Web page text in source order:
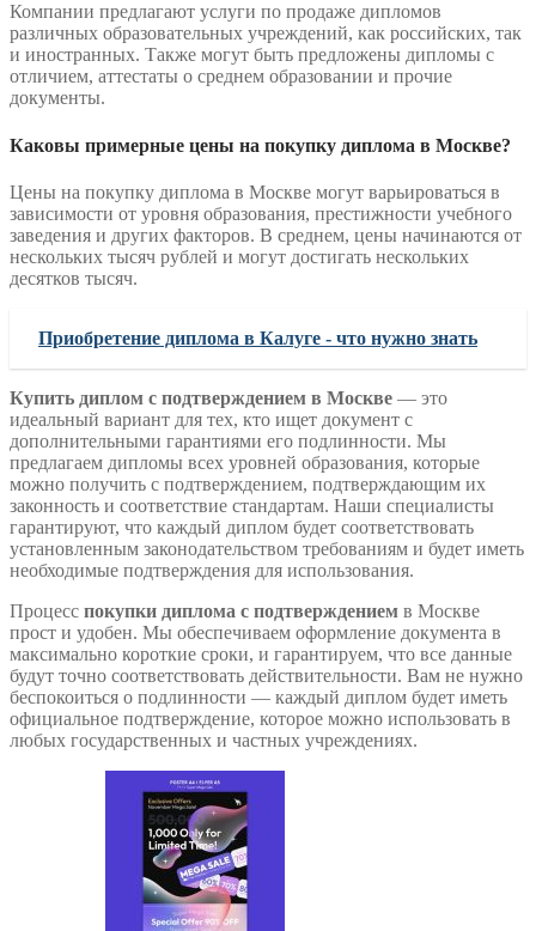
Компании предлагают услуги по продаже дипломов
различных образовательных учреждений, как российских, так
и иностранных. Также могут быть предложены дипломы с
отличием, аттестаты о среднем образовании и прочие
документы.
Каковы примерные цены на покупку диплома в Москве?
Цены на покупку диплома в Москве могут варьироваться в
зависимости от уровня образования, престижности учебного
заведения и других факторов. В среднем, цены начинаются от
нескольких тысяч рублей и могут достигать нескольких
десятков тысяч.
Приобретение диплома в Калуге - что нужно знать
Купить диплом с подтверждением в Москве — это
идеальный вариант для тех, кто ищет документ с
дополнительными гарантиями его подлинности. Мы
предлагаем дипломы всех уровней образования, которые
можно получить с подтверждением, подтверждающим их
законность и соответствие стандартам. Наши специалисты
гарантируют, что каждый диплом будет соответствовать
установленным законодательством требованиям и будет иметь
необходимые подтверждения для использования.
Процесс покупки диплома с подтверждением в Москве
прост и удобен. Мы обеспечиваем оформление документа в
максимально короткие сроки, и гарантируем, что все данные
будут точно соответствовать действительности. Вам не нужно
беспокоиться о подлинности — каждый диплом будет иметь
официальное подтверждение, которое можно использовать в
любых государственных и частных учреждениях.